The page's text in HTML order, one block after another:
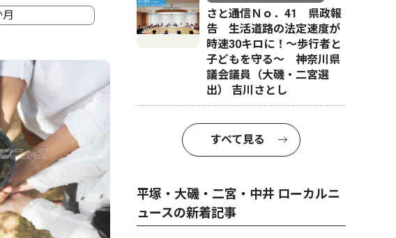
さと通信Ｎｏ．41 県政報
告 生活道路の法定速度が
時速30キロに！〜歩行者と
子どもを守る〜 神奈川県
議会議員（大磯・二宮選
出） 吉川さとし
すべて見る
平塚・大磯・二宮・中井 ローカルニ
ュースの新着記事